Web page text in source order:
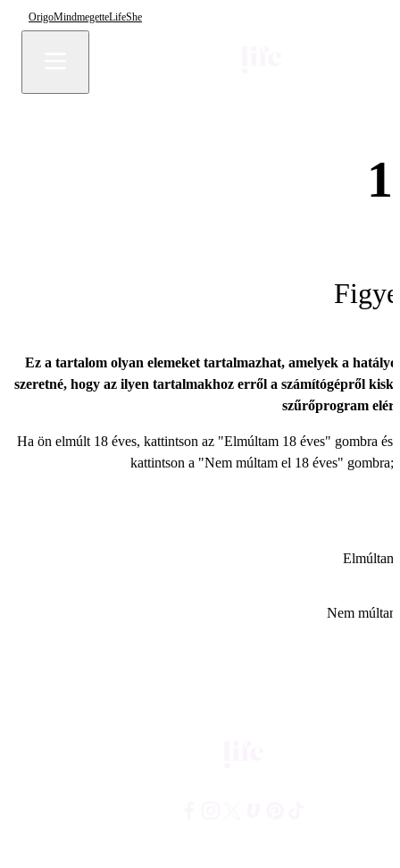
OrigoMindmegetteLifeShe
Ez a tartalom olyan elemeket tartalmazhat, amelyek a
szeretné, hogy az ilyen tartalmakhoz erről a számítógépről
szűrőprogram
Ha ön elmúlt 18 éves, kattintson az "Elmúltam 18 éves" gombra és
kattintson a "Nem múltam el 18 éves" gombra;
Elmúltam
Nem